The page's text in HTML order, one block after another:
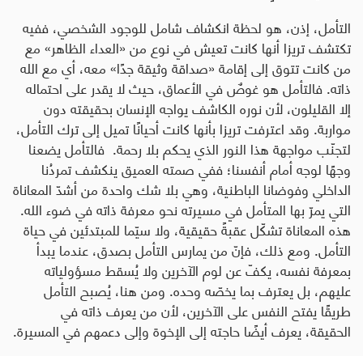
التأمل، إذن، هو لحظة انكشاف شامل للوجود الشخصي، ففيه
تكتشف تريزا أنها كانت تعيش في نوع من «العداء الظاهر» مع
من كانت تتوق إلى إقامة «صداقة وثيقة جدًا» معه، أي مع الله
ذاته. فالتأمل هو غوصٌ في الأعماق، حيث لا يقدر على احتماله
إلا القليلون، لأن نوره الكاشف يواجه الإنسان بحقيقته دون
مواربة. وقد اعترفت تريزا بأنها كانت أحيانًا تميل إلى ترك التأمل،
لتجنّب مواجهة هذا النور الذي يحكم بلا رحمة. فالتأمل يضعنا
وجهًا لوجه أمام أنفسنا؛ ففي صمته العميق ينكشف تمردُنا
الداخلي وفوضانا الباطنية، وهي بلا شك واحدة من أشدّ المعاناة
التي يمرّ بها المتأمل في مسيرته نحو معرفة ذاته في ضوء الله.
هذه المعاناة تشكّل عقبةً حقيقية، ولا سيّما للمبتدئين في حياة
التأمل. ومع ذلك، فإنّ من يمارس التأمل بصدق، عندما يبدأ
بمعرفة نفسه، يكفّ عن لوم الآخرين ولا يُسقط مسؤولياته
عليهم، بل يعترف بما يخصّه وحده. ومن هنا، يُصبح التأمل
طريقًا يفتح النفس على الآخرين، لأن من يعرف ذاته في
الحقيقة، يعرف أيضًا حاجته إلى الإخوة وإلى دعمهم في المسيرة.